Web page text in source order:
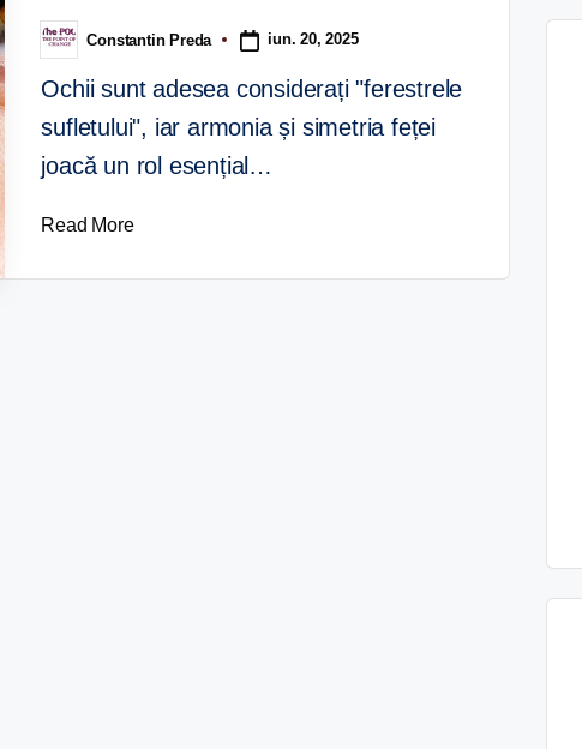
Constantin Preda iun. 20, 2025
Ochii sunt adesea considerați "ferestrele
sufletului", iar armonia și simetria feței
joacă un rol esențial…
Read More